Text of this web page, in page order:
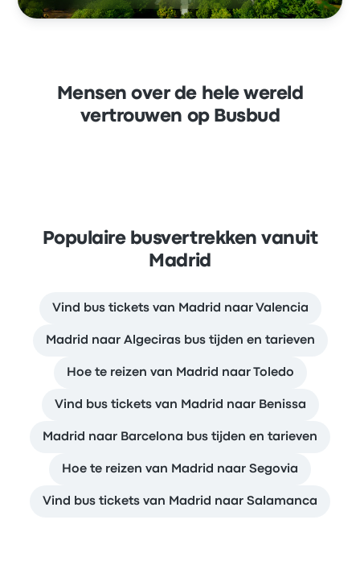
Mensen over de hele wereld
vertrouwen op Busbud
Populaire busvertrekken vanuit
Madrid
Vind bus tickets van Madrid naar Valencia
Madrid naar Algeciras bus tijden en tarieven
Hoe te reizen van Madrid naar Toledo
Vind bus tickets van Madrid naar Benissa
Madrid naar Barcelona bus tijden en tarieven
Hoe te reizen van Madrid naar Segovia
Vind bus tickets van Madrid naar Salamanca